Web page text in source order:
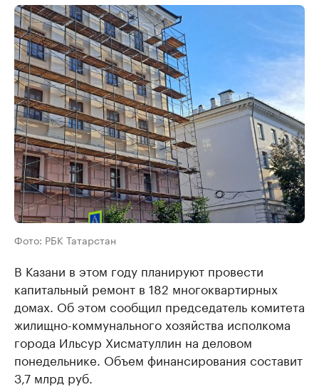
Фото: РБК Татарстан
В Казани в этом году планируют провести
капитальный ремонт в 182 многоквартирных
домах. Об этом сообщил председатель комитета
жилищно-коммунального хозяйства исполкома
города Ильсур Хисматуллин на деловом
понедельнике. Объем финансирования составит
3,7 млрд руб.